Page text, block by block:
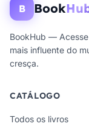
B Book
BookHub —
mais influente do
cresça.
CATÁLOGO
Todos os livros